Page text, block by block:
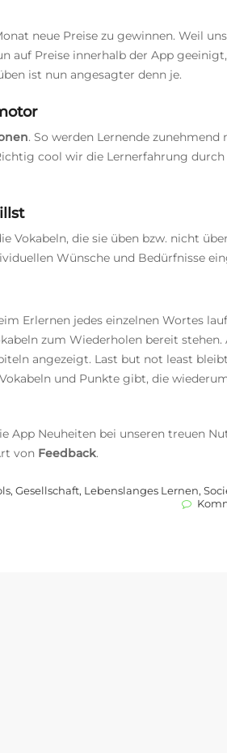
neue Preise zu gewinnen. Weil
auf Preise innerhalb der App
ist nun angesagter denn je.
. So werden Lernende
cool wir die Lernerfahrung
Vokabeln, die sie üben bzw. nicht
Wünsche und Bedürfnisse
Erlernen jedes einzelnen Wortes
zum Wiederholen bereit stehen.
angezeigt. Last but not least bleibt
und Punkte gibt, die
App Neuheiten bei unseren treuen
von Feedback.
, Gesellschaft, Lebenslanges Lernen,